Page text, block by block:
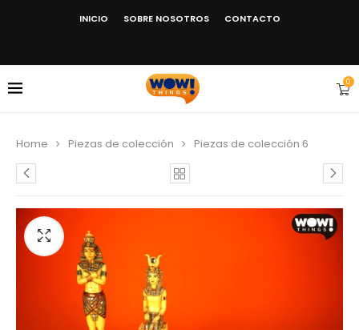
INICIO SOBRE NOSOTROS CONTACTO
0
Home Piezas de colección Piezas de colección 6